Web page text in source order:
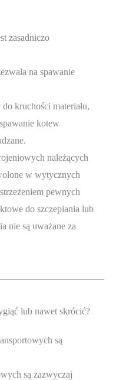
zasadniczo
na spawanie
kruchości materiału,
kotew
należących
w wytycznych
pewnych
do szczepiania lub
nie są uważane za
lub nawet skrócić?
są
są zazwyczaj